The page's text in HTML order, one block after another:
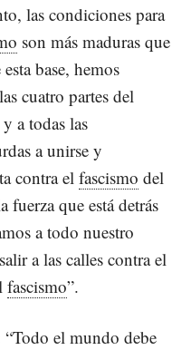
las condiciones para
son más maduras que
base, hemos
cuatro partes del
a todas las
a unirse y
contra el fascismo del
que está detrás
a todo nuestro
a las calles contra el
fascismo”.
el mundo debe